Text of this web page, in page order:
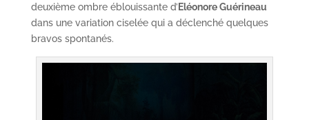
deuxième ombre éblouissante d’ Eléonore Guérineau
dans une variation ciselée qui a déclenché quelques
bravos spontanés.